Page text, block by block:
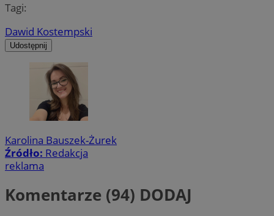
Tagi:
Dawid Kostempski
Udostępnij
Karolina Bauszek-Żurek
Źródło: Redakcja
reklama
Komentarze (94) DODAJ